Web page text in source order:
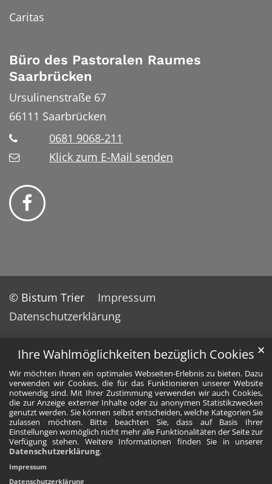
Ihre Wahlmöglichkeiten bezüglich Cookies
Wir möchten Ihnen ein optimales Webseiten-Erlebnis zu bieten. Dazu
verwenden wir Cookies, die für das Funktionieren unserer Website
notwendig sind. Mit Ihrer Zustimmung verwenden wir auch Cookies,
die zur Anzeige externer Inhalte oder zu anonymen Statistikzwecken
genutzt werden. Sie können selbst entscheiden, welche Kategorien Sie
zulassen möchten. Bitte beachten Sie, dass auf Basis Ihrer
Einstellungen womöglich nicht mehr alle Funktionalitäten der Seite zur
Verfügung stehen. Weitere Informationen finden Sie in unserer
Datenschutzerklärung.
✕
Impressum
Datenschutzerklärung
Caritas
Büro des Pastoralen Raumes
Saarbrücken
Ursulinenstraße 67
66111 Saarbrücken
0681 9068-211
Klick zum E-Mail senden
© Bistum Trier
Impressum
Datenschutzerklärung